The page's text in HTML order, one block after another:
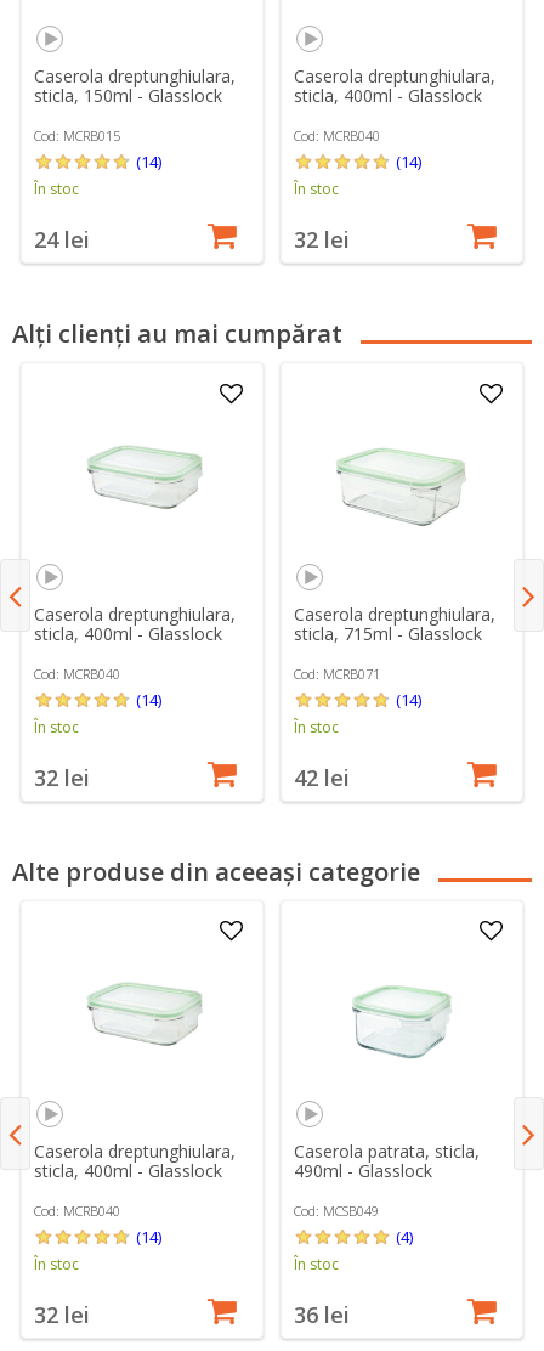
Caserola dreptunghiulara,
sticla, 150ml - Glasslock
Cod: MCRB015
(14)
În stoc
24 lei
Caserola dreptunghiulara,
sticla, 400ml - Glasslock
Cod: MCRB040
(14)
În stoc
32 lei
Alți clienți au mai cumpărat
Caserola dreptunghiulara,
sticla, 400ml - Glasslock
Cod: MCRB040
(14)
În stoc
32 lei
Caserola dreptunghiulara,
sticla, 715ml - Glasslock
Cod: MCRB071
(14)
În stoc
42 lei
Alte produse din aceeași categorie
Caserola dreptunghiulara,
sticla, 400ml - Glasslock
Cod: MCRB040
(14)
În stoc
32 lei
Caserola patrata, sticla,
490ml - Glasslock
Cod: MCSB049
(4)
În stoc
36 lei